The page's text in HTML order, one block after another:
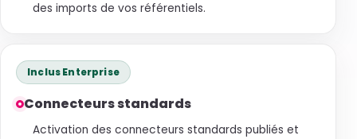
des imports de vos référentiels.
Connecteurs standards
Activation des connecteurs standards publiés et
Inclus Enterprise